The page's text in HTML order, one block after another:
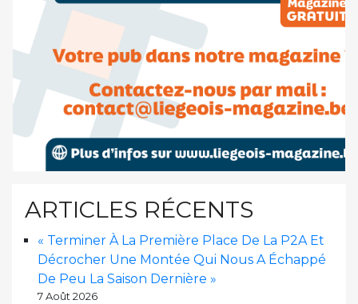
ARTICLES RÉCENTS
« Terminer À La Première Place De La P2A Et
Décrocher Une Montée Qui Nous A Échappé
De Peu La Saison Dernière »
7 Août 2026